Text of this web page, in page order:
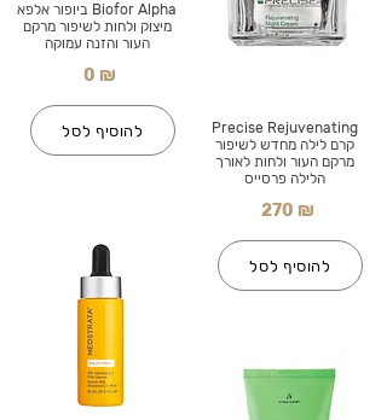
Biofor Alpha ביופור אלפא
מיצוק ולחות לשיפור מרקם
העור והזנה עמוקה
0 ₪
להוסיף לסל
Precise Rejuvenating
קרם לילה מחדש לשיפור
מרקם העור ולחות לאורך
הלילה פרסייס
270 ₪
להוסיף לסל